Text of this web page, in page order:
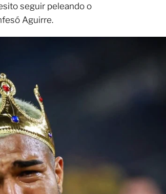
seguir peleando o
Aguirre.